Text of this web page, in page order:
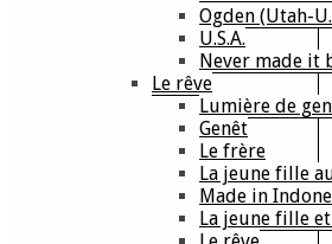
Ogden (Utah-
U.S.A.
Never made it
Le rêve
Lumière de
Genêt
Le frère
La jeune fille
Made in
La jeune fille